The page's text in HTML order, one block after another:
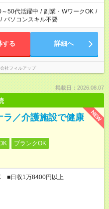
～50代活躍中 / 副業・WワークOK /
/ パソコンスキル不要
する 詳細へ
社フィルアップ
掲載日：2026.08.07
NEW
ラ／介護施設で健康
ブランクOK
■日収1万8400円以上